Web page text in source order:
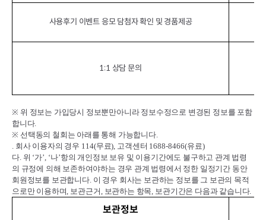
사용후기 이벤트 응모 담첨자 확인 및 경품제공
1:1 상담 문의
※ 위 정보는 가입당시 정보뿐만아니라 정보수정으로 변경된 정보를 포함
합니다.
※ 선택동의 철회는 아래를 통해 가능합니다.
. 회사 이용자의 경우 114(무료), 고객센터 1688-8466(유료)
다. 위 ‘가’, ‘나’항의 개인정보 보유 및 이용기간에도 불구하고 관계 법령
의 규정에 의해 보존하여야하는 경우 관계 법령에서 정한 일정기간 동안
회원정보를 보관합니다. 이 경우 회사는 보관하는 정보를 그 보관의 목적
으로만 이용하며, 보관근거, 보관하는 항목, 보관기간은 다음과 같습니다.
보관정보